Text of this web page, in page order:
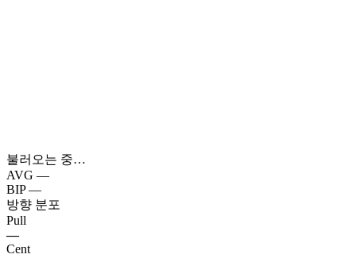
불러오는 중…
AVG —
BIP —
방향 분포
Pull
—
Cent